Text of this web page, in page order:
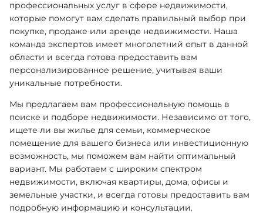
профессиональных услуг в сфере недвижимости,
которые помогут вам сделать правильный выбор при
покупке, продаже или аренде недвижимости. Наша
команда экспертов имеет многолетний опыт в данной
области и всегда готова предоставить вам
персонализированное решение, учитывая ваши
уникальные потребности.
Мы предлагаем вам профессиональную помощь в
поиске и подборе недвижимости. Независимо от того,
ищете ли вы жилье для семьи, коммерческое
помещение для вашего бизнеса или инвестиционную
возможность, мы поможем вам найти оптимальный
вариант. Мы работаем с широким спектром
недвижимости, включая квартиры, дома, офисы и
земельные участки, и всегда готовы предоставить вам
подробную информацию и консультации.